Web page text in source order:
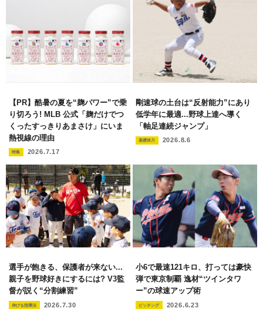
【PR】酷暑の夏を“麹パワー”で乗
り切ろう! MLB 公式「麹だけでつ
くったすっきりあまさけ」にいま
熱視線の理由
特集 2026.7.17
剛速球の土台は“反射能力”にあり
低学年に最適...野球上達へ導く
「軸足連続ジャンプ」
基礎体力 2026.8.6
選手が飽きる、保護者が来ない...
親子を野球好きにするには? V3監
督が説く“分割練習”
伸びる指導法 2026.7.30
小6で最速121キロ、打っては豪快
弾で東京制覇 逸材“ツインタワ
ー”の球速アップ術
ピッチング 2026.6.23